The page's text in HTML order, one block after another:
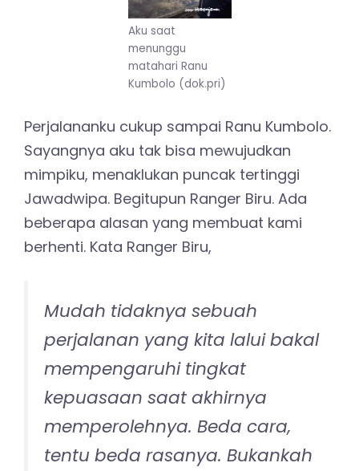
Aku saat
menunggu
matahari Ranu
Kumbolo (dok.pri)
Perjalananku cukup sampai Ranu Kumbolo.
Sayangnya aku tak bisa mewujudkan
mimpiku, menaklukan puncak tertinggi
Jawadwipa. Begitupun Ranger Biru. Ada
beberapa alasan yang membuat kami
berhenti. Kata Ranger Biru,
Mudah tidaknya sebuah
perjalanan yang kita lalui bakal
mempengaruhi tingkat
kepuasaan saat akhirnya
memperolehnya. Beda cara,
tentu beda rasanya. Bukankah